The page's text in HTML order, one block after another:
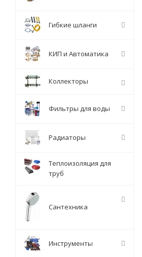
Гибкие шланги
КИП и Автоматика
Коллекторы
Фильтры для воды
Радиаторы
Теплоизоляция для
труб
Сантехника
Инструменты